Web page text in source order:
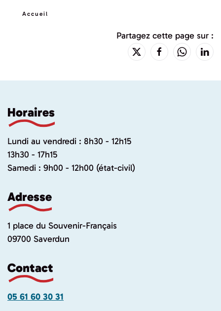
Accueil
Partagez cette page sur :
Horaires
Lundi au vendredi : 8h30 - 12h15
13h30 - 17h15
Samedi : 9h00 - 12h00 (état-civil)
Adresse
1 place du Souvenir-Français
09700 Saverdun
Contact
05 61 60 30 31